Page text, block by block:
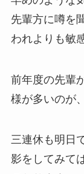
先輩方に噂を
われよりも敏
前年度の先輩
様が多いのが
三連休も明日
影をしてみて